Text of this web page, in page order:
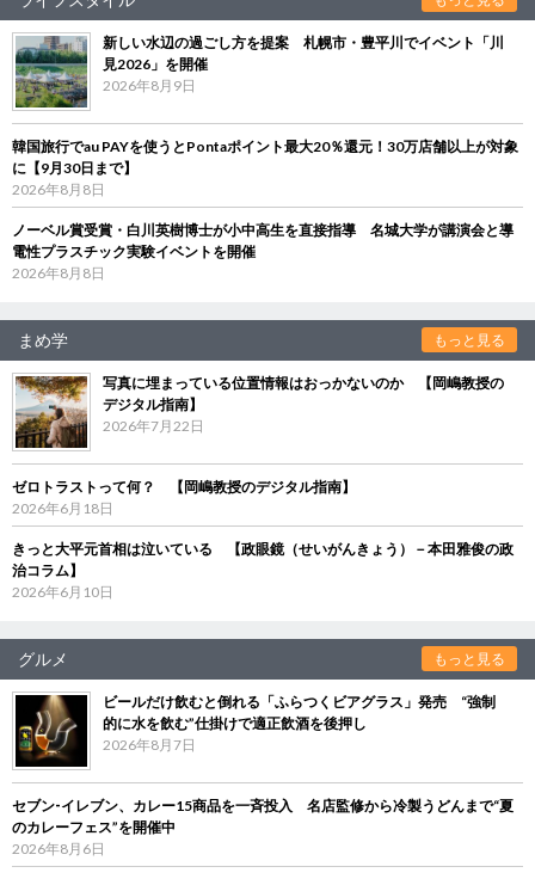
新しい水辺の過ごし方を提案 札幌市・豊平川でイベント「川
見2026」を開催
2026年8月9日
韓国旅行でau PAYを使うとPontaポイント最大20％還元！30万店舗以上が対象
に【9月30日まで】
2026年8月8日
ノーベル賞受賞・白川英樹博士が小中高生を直接指導 名城大学が講演会と導
電性プラスチック実験イベントを開催
2026年8月8日
まめ学 もっと見る
写真に埋まっている位置情報はおっかないのか 【岡嶋教授の
デジタル指南】
2026年7月22日
ゼロトラストって何？ 【岡嶋教授のデジタル指南】
2026年6月18日
きっと大平元首相は泣いている 【政眼鏡（せいがんきょう）－本田雅俊の政
治コラム】
2026年6月10日
グルメ もっと見る
ビールだけ飲むと倒れる「ふらつくビアグラス」発売 “強制
的に水を飲む”仕掛けで適正飲酒を後押し
2026年8月7日
セブン‐イレブン、カレー15商品を一斉投入 名店監修から冷製うどんまで“夏
のカレーフェス”を開催中
2026年8月6日